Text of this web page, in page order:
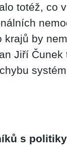
totéž, co
krajů by
Jiří Čunek
s